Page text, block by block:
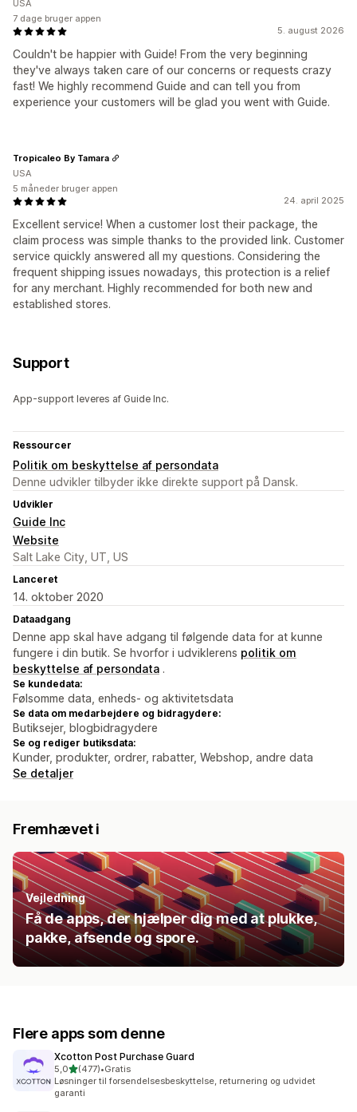
5. august 2026
Couldn't be happier with Guide! From the very beginning
they've always taken care of our concerns or requests crazy
fast! We highly recommend Guide and can tell you from
experience your customers will be glad you went with Guide.
USA
7 dage bruger appen
24. april 2025
Excellent service! When a customer lost their package, the
claim process was simple thanks to the provided link. Customer
service quickly answered all my questions. Considering the
frequent shipping issues nowadays, this protection is a relief
for any merchant. Highly recommended for both new and
established stores.
Tropicaleo By Tamara
USA
5 måneder bruger appen
Support
App-support leveres af Guide Inc.
Ressourcer
Politik om beskyttelse af persondata
Denne udvikler tilbyder ikke direkte support på Dansk.
Udvikler
Guide Inc
Website
Salt Lake City, UT, US
Lanceret
14. oktober 2020
Dataadgang
Denne app skal have adgang til følgende data for at kunne
fungere i din butik. Se hvorfor i udviklerens politik om
beskyttelse af persondata .
Se kundedata:
Følsomme data, enheds- og aktivitetsdata
Se data om medarbejdere og bidragydere:
Butiksejer, blogbidragydere
Se og rediger butiksdata:
Kunder, produkter, ordrer, rabatter, Webshop, andre data
Se detaljer
Fremhævet i
Vejledning
Få de apps, der hjælper dig med at plukke,
pakke, afsende og spore.
Flere apps som denne
Xcotton Post Purchase Guard
5,0ud af 5 stjerner
(477)
477 anmeldelser i alt
•Gratis
Løsninger til forsendelsesbeskyttelse, returnering og udvidet
garanti